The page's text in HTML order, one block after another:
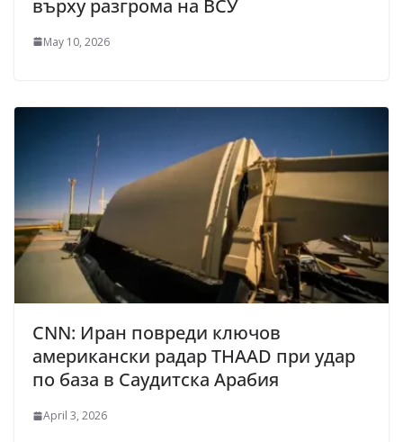
върху разгрома на ВСУ
May 10, 2026
CNN: Иран повреди ключов
американски радар THAAD при удар
по база в Саудитска Арабия
April 3, 2026